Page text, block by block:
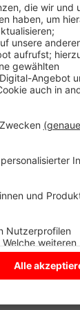
aus
30 von ihnen
die